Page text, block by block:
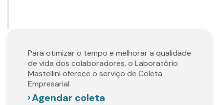
Para otimizar o tempo e melhorar a qualidade
de vida dos colaboradores, o Laboratório
Mastellini oferece o serviço de Coleta
Empresarial.
Agendar coleta